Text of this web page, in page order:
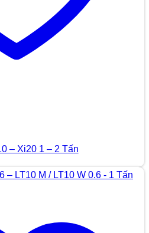
– Xi20 1 – 2 Tấn